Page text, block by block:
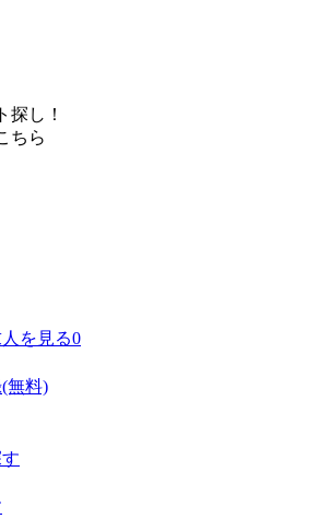
探し！
ちら
を見る0
無料)